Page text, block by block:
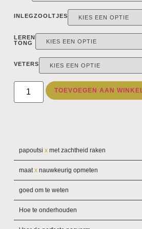
INLEGZOOLTJES
LEREN
TONG
VETERS
TOEVOEGEN AAN
papoutsi xmet zachtheid raken
maatxnauwkeurig opmeten
goed om te weten
Hoe te onderhouden